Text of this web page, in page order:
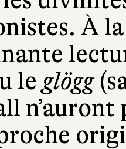
À
leglögg
n’auront